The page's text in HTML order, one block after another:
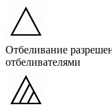
Отбеливание
отбеливателями